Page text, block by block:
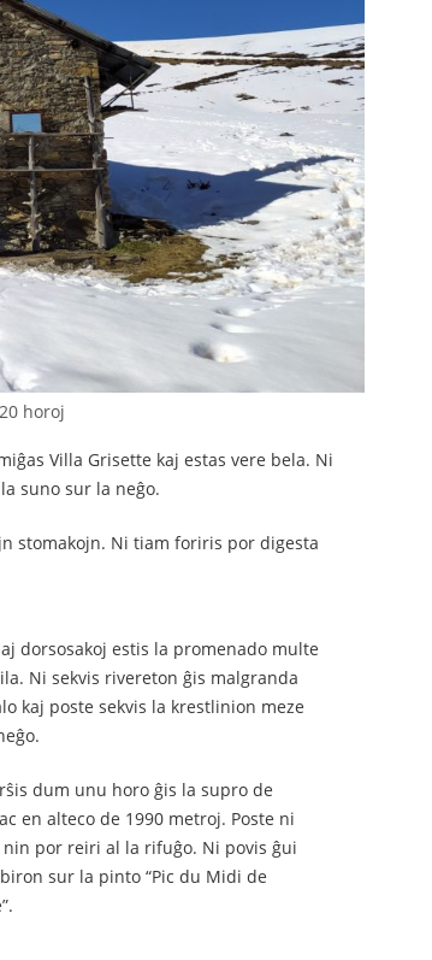
horoj
Villa Grisette kaj estas vere bela. Ni
suno sur la neĝo.
stomakojn. Ni tiam foriris por digesta
dorsosakoj estis la promenado multe
Ni sekvis rivereton ĝis malgranda
kaj poste sekvis la krestlinion meze
dum unu horo ĝis la supro de
en alteco de 1990 metroj. Poste ni
por reiri al la rifuĝo. Ni povis ĝui
sur la pinto “Pic du Midi de